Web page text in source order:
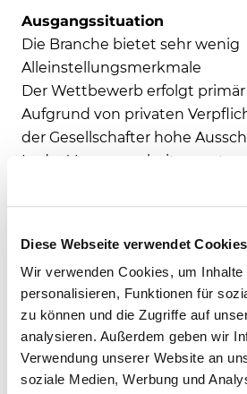
Diese Webseite verwendet Cookies
Wir verwenden Cookies, um Inhalte
personalisieren, Funktionen für
zu können und die Zugriffe auf
analysieren. Außerdem geben wir
Verwendung unserer Website an
soziale Medien, Werbung und
Ausgangssituation
Die Branche bietet sehr wenig
Alleinstellungsmerkmale
Der Wettbewerb erfolgt
Aufgrund von privaten
der Gesellschafter hohe
In der Vergangenheit mussten
Beteiligungen wertberichtigt
nicht aktiv gesteuert wurden
Vorgehen und Leistungen
Erstellung eines
Anlehnung an IDW S6
Erarbeitung und Umsetzung
Maßnahmenprogramms:
Ausnutzung natürlicher